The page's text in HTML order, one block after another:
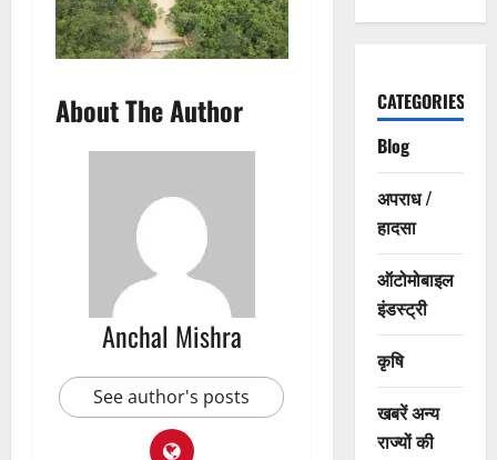
About The Author
Anchal Mishra
See author's posts
CATEGORIES
Blog
अपराध /
हादसा
ऑटोमोबाइल
इंडस्ट्री
कृषि
खबरें अन्य
राज्यों की